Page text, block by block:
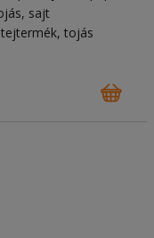
sajt
tojás